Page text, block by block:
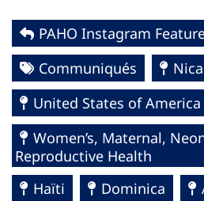
PAHO Instagram
Communiqués
United States of America
Women’s, Maternal,
Reproductive Health
Haïti
Dominica